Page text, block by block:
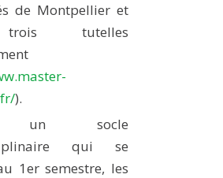
de Montpellier et
tutelles
).
un socle
qui se
1er semestre, les